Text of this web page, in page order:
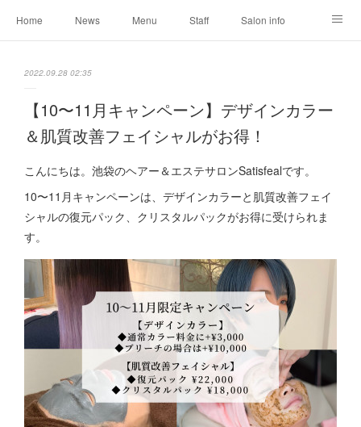
Home News Menu Staff Salon info
2022.09.28 02:35
【10〜11月キャンペーン】デザインカラー
＆肌質改善フェイシャルがお得！
こんにちは。池袋のヘアー＆エステサロンSatisfealです。
10〜11月キャンペーンは、デザインカラーと肌質改善フェイ
シャルの復元パック、クリスタルパックがお得に受けられま
す。